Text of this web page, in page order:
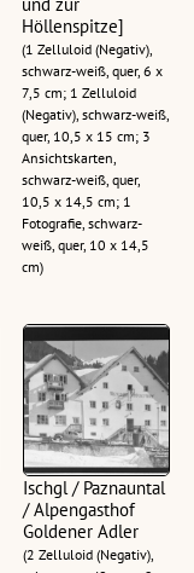
Höllenspitze]
(1 Zelluloid (Negativ),
schwarz-weiß, quer, 6 x
7,5 cm; 1 Zelluloid
(Negativ), schwarz-weiß,
quer, 10,5 x 15 cm; 3
Ansichtskarten,
schwarz-weiß, quer,
10,5 x 14,5 cm; 1
Fotografie, schwarz-
weiß, quer, 10 x 14,5
cm)
Ischgl / Paznauntal
/ Alpengasthof
Goldener Adler
(2 Zelluloid (Negativ),